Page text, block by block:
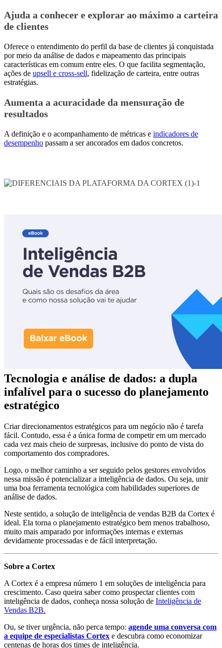
Ajuda a conhecer e explorar ao máximo a carteira
de clientes
Oferece o entendimento do perfil da base de clientes já conquistada
por meio da análise de dados e mapeamento das principais
características em comum entre eles. O que facilita segmentação,
ações de upsell e cross-sell, fidelização de carteira, entre outras
estratégias.
Aumenta a acuracidade da mensuração de
resultados
A definição e o acompanhamento de métricas e indicadores de
desempenho passam a ser ancorados em dados concretos.
Tecnologia e análise de dados: a dupla
infalível para o sucesso do planejamento
estratégico
Criar direcionamentos estratégicos para um negócio não é tarefa
fácil. Contudo, essa é a única forma de competir em um mercado
cada vez mais cheio de surpresas, inclusive do ponto de vista do
comportamento dos compradores.
Logo, o melhor caminho a ser seguido pelos gestores envolvidos
nessa missão é potencializar a inteligência de dados. Ou seja, unir
uma boa ferramenta tecnológica com habilidades superiores de
análise de dados.
Neste sentido, a solução de inteligência de vendas B2B da Cortex é
ideal. Ela torna o planejamento estratégico bem menos trabalhoso,
muito mais amparado por informações internas e externas
devidamente processadas e de fácil interpretação.
Sobre a Cortex
A Cortex é a empresa número 1 em soluções de inteligência para
crescimento. Caso queira saber como prospectar clientes com
inteligência de dados, conheça nossa solução de Inteligência de
Vendas B2B.
Ou, se tiver urgência, não perca tempo: agende uma conversa com
a equipe de especialistas Cortex e descubra como economizar
centenas de horas dos times de inteligência.